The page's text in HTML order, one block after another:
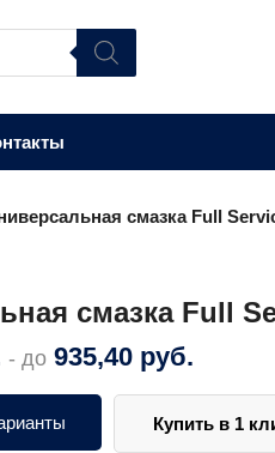
смазка Full
смазка Full
- до 935,40 руб.
Купить в 1